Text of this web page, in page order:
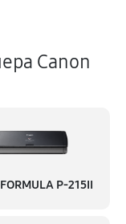
Canon
P‑215II